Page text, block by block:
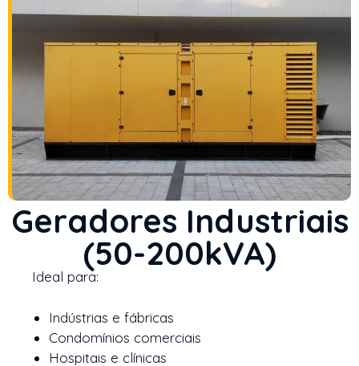
Geradores Industriais
(50-200kVA)
Ideal para:
Indústrias e fábricas
Condomínios comerciais
Hospitais e clínicas